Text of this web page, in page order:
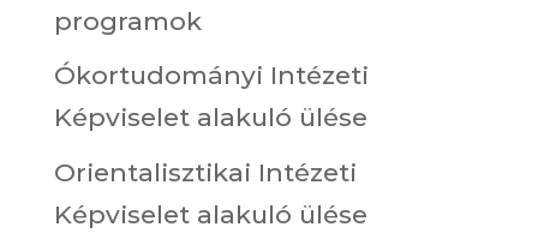
programok
Ókortudományi Intézeti
Képviselet alakuló ülése
Orientalisztikai Intézeti
Képviselet alakuló ülése